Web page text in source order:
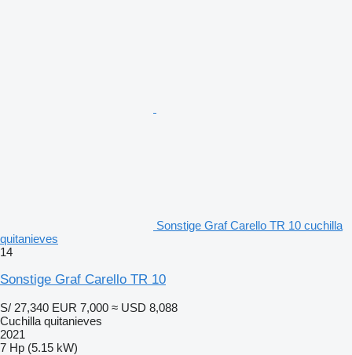
Sonstige Graf Carello TR 10 cuchilla
quitanieves
14
Sonstige Graf Carello TR 10
S/ 27,340 EUR 7,000 ≈ USD 8,088
Cuchilla quitanieves
2021
7 Hp (5.15 kW)